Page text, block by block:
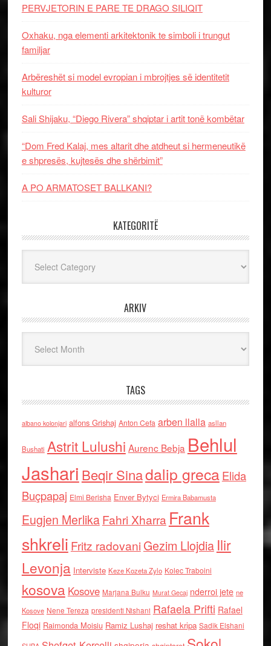
PERVJETORIN E PARE TE DRAGO SILIQIT
Oxhaku, nga elementi arkitektonik te simboli i trungut
familjar
Arbëreshët si model evropian i mbrojtjes së identitetit
kulturor
Sali Shijaku, “Diego Rivera” shqiptar i artit tonë kombëtar
“Dom Fred Kalaj, mes altarit dhe atdheut si hermeneutikë
e shpresës, kujtesës dhe shërbimit”
A PO ARMATOSET BALLKANI?
KATEGORITË
ARKIV
TAGS
albano kolonjari alfons Grishaj Anton Cefa arben llalla asllan
Bushati Astrit Lulushi Aurenc Bebja Behlul
Jashari Beqir Sinadalip grecaElida
Buçpapaj Elmi Berisha Enver Bytyci Ermira Babamusta
Eugjen MerlikaFahri Xharra Frank
shkreli Fritz radovaniGezim Llojdia Ilir
Levonja Interviste Keze Kozeta Zylo Kolec Traboini
kosova Kosove Marjana Bulku Murat Gecaj nderroi jete ne
Kosove Nene Tereza presidenti Nishani Rafaela Prifti Rafael
Floqi Raimonda Moisiu Ramiz Lushaj reshat kripa Sadik Elshani